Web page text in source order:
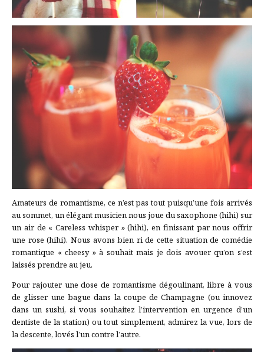
Amateurs de romantisme, ce n’est pas tout puisqu’une fois arrivés
au sommet, un élégant musicien nous joue du saxophone (hihi) sur
un air de « Careless whisper » (hihi), en finissant par nous offrir
une rose (hihi). Nous avons bien ri de cette situation de comédie
romantique « cheesy » à souhait mais je dois avouer qu’on s’est
laissés prendre au jeu.
Pour rajouter une dose de romantisme dégoulinant, libre à vous
de glisser une bague dans la coupe de Champagne (ou innovez
dans un sushi, si vous souhaitez l’intervention en urgence d’un
dentiste de la station) ou tout simplement, admirez la vue, lors de
la descente, lovés l’un contre l’autre.